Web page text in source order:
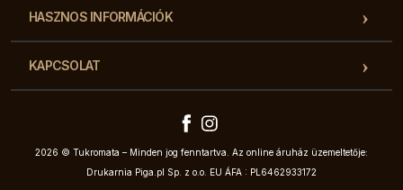
HASZNOS INFORMÁCIÓK
KAPCSOLAT
2026 © Tukromata – Minden jog fenntartva. Az online áruház üzemeltetője:
Drukarnia Piga.pl Sp. z o.o. EU ÁFA : PL6462933172